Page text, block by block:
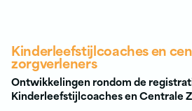
Kinderleefstijlcoaches en
zorgverleners
Ontwikkelingen rondom de
Kinderleefstijlcoaches en Centrale